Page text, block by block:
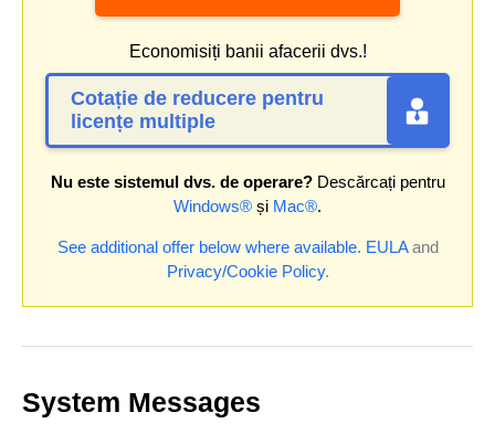
Economisiți banii afacerii dvs.!
Cotație de reducere pentru
licențe multiple
Nu este sistemul dvs. de operare?Descărcați pentru
Windows® și Mac®.
See additional offer below where available. EULAand
Privacy/Cookie Policy.
System Messages